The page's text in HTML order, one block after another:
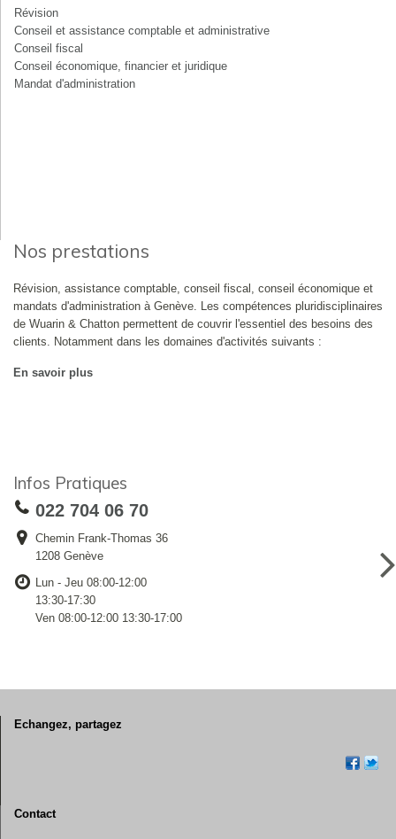
Révision
Conseil et assistance comptable et administrative
Conseil fiscal
Conseil économique, financier et juridique
Mandat d'administration
Nos prestations
Révision, assistance comptable, conseil fiscal, conseil économique et
mandats d'administration à Genève. Les compétences pluridisciplinaires
de Wuarin & Chatton permettent de couvrir l'essentiel des besoins des
clients. Notamment dans les domaines d'activités suivants :
En savoir plus
Infos Pratiques
022 704 06 70
Chemin Frank-Thomas 36
1208 Genève
Lun - Jeu 08:00-12:00
13:30-17:30
Ven 08:00-12:00 13:30-17:00
Echangez, partagez
Contact